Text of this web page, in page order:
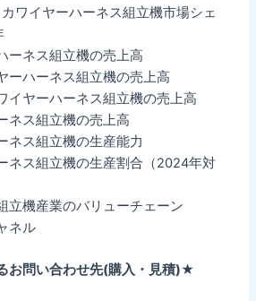
ワイヤーハーネス組立機市場シェ
ーネス組立機の売上高
ーハーネス組立機の売上高
イヤーハーネス組立機の売上高
ネス組立機の売上高
ネス組立機の生産能力
ネス組立機の生産割合（2024年対
立機産業のバリューチェーン
ネル
お問い合わせ先(購入・見積)★